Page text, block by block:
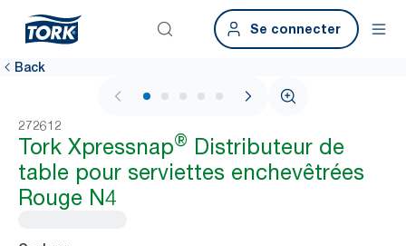
Se connecter
Back
1 / 7
272612
Tork Xpressnap® Distributeur de
table pour serviettes enchevêtrées
Rouge N4